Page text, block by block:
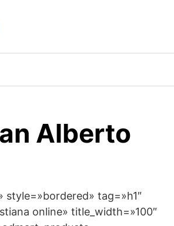
Alberto
tag=»h1″
online» title_width=»100″